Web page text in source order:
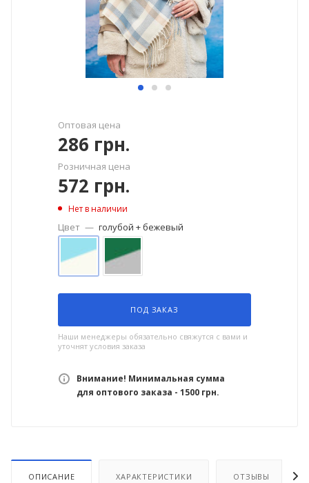
Оптовая цена
286 грн.
Розничная цена
572 грн.
Нет в наличии
Цвет — голубой + бежевый
ПОД ЗАКАЗ
Наши менеджеры обязательно свяжутся с вами и
уточнят условия заказа
Внимание! Минимальная сумма
для оптового заказа - 1500 грн.
ОПИСАНИЕ ХАРАКТЕРИСТИКИ ОТЗЫВЫ